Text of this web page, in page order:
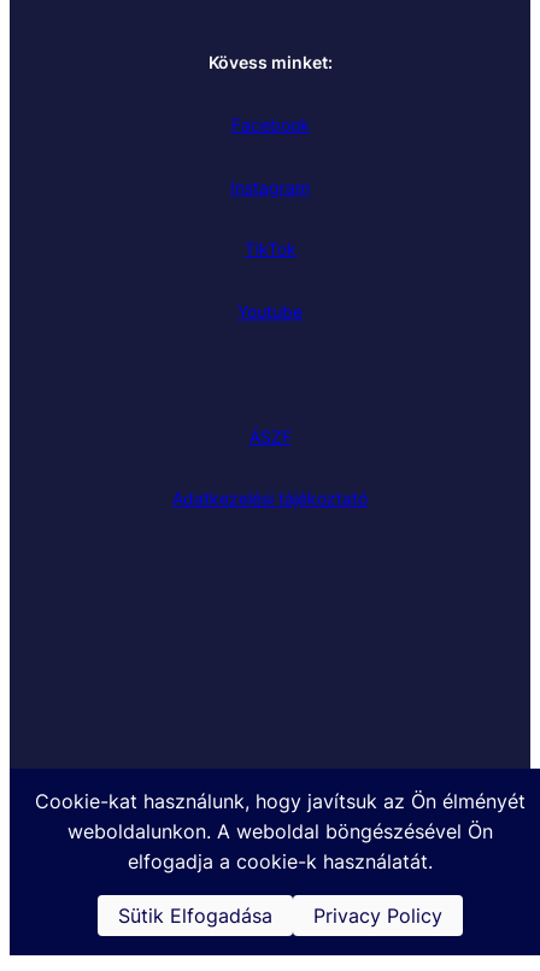
Kövess minket:
Facebook
Instagram
TikTok
Youtube
ÁSZF
Adatkezelési tájékoztató
Készült a TOHATSUMARINE.HU Kft. megbízásából @2024
Cookie-kat használunk, hogy javítsuk az Ön élményét
weboldalunkon. A weboldal böngészésével Ön
elfogadja a cookie-k használatát.
Sütik Elfogadása Privacy Policy